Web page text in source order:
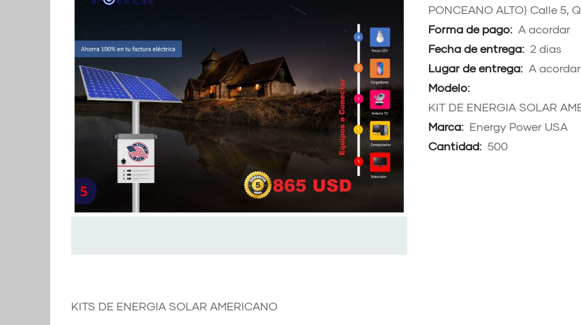
PONCEANO ALTO) Calle 5,
Forma de pago: A acordar
Fecha de entrega: 2 dias
Lugar de entrega: A acordar
Modelo:
KIT DE ENERGIA SOLAR
Marca: Energy Power USA
Cantidad: 500
KITS DE ENERGIA SOLAR AMERICANO